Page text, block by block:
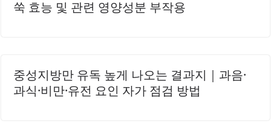
쑥 효능 및 관련 영양성분 부작용
중성지방만 유독 높게 나오는 결과지｜과음·
과식·비만·유전 요인 자가 점검 방법